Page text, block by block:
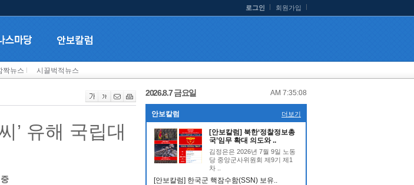
로그인 회원가입
짝뉴스 시끌벅적뉴스
’ 유해 국립대
2026.8.7 금요일 AM 7:35:08
안보칼럼 더보기
[안보칼럼] 북한‘정찰정보총
국’임무 확대 의도와 ..
김정은은 2026년 7월 9일 노동
당 중앙군사위원회 제9기 제1
차 ..
[안보칼럼] 한국군 핵잠수함(SSN) 보유..